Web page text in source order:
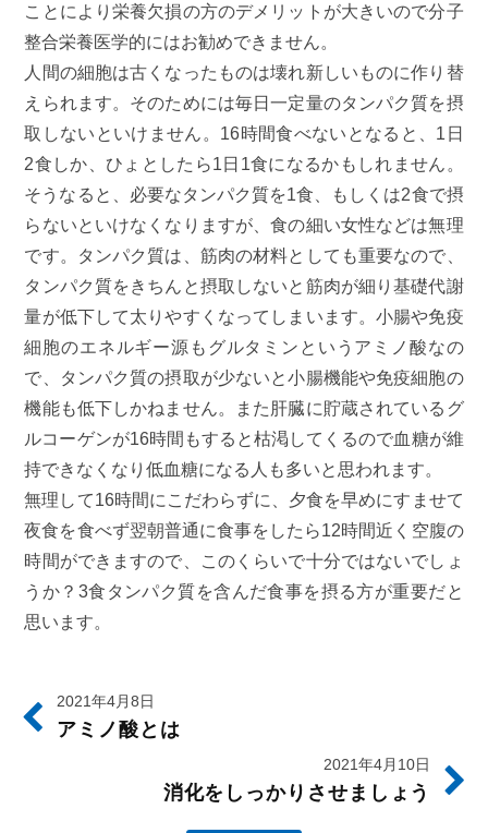
ことにより栄養欠損の方のデメリットが大きいので分子
整合栄養医学的にはお勧めできません。
人間の細胞は古くなったものは壊れ新しいものに作り替
えられます。そのためには毎日一定量のタンパク質を摂
取しないといけません。16時間食べないとなると、1日
2食しか、ひょとしたら1日1食になるかもしれません。
そうなると、必要なタンパク質を1食、もしくは2食で摂
らないといけなくなりますが、食の細い女性などは無理
です。タンパク質は、筋肉の材料としても重要なので、
タンパク質をきちんと摂取しないと筋肉が細り基礎代謝
量が低下して太りやすくなってしまいます。小腸や免疫
細胞のエネルギー源もグルタミンというアミノ酸なの
で、タンパク質の摂取が少ないと小腸機能や免疫細胞の
機能も低下しかねません。また肝臓に貯蔵されているグ
ルコーゲンが16時間もすると枯渇してくるので血糖が維
持できなくなり低血糖になる人も多いと思われます。
無理して16時間にこだわらずに、夕食を早めにすませて
夜食を食べず翌朝普通に食事をしたら12時間近く空腹の
時間ができますので、このくらいで十分ではないでしょ
うか？3食タンパク質を含んだ食事を摂る方が重要だと
思います。
2021年4月8日
アミノ酸とは
2021年4月10日
消化をしっかりさせましょう